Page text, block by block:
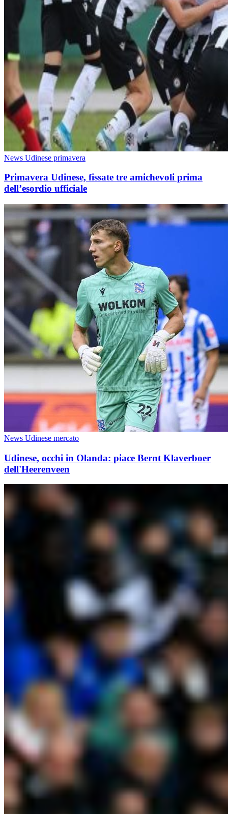
News Udinese primavera
Primavera Udinese, fissate tre amichevoli prima
dell’esordio ufficiale
News Udinese mercato
Udinese, occhi in Olanda: piace Bernt Klaverboer
dell'Heerenveen